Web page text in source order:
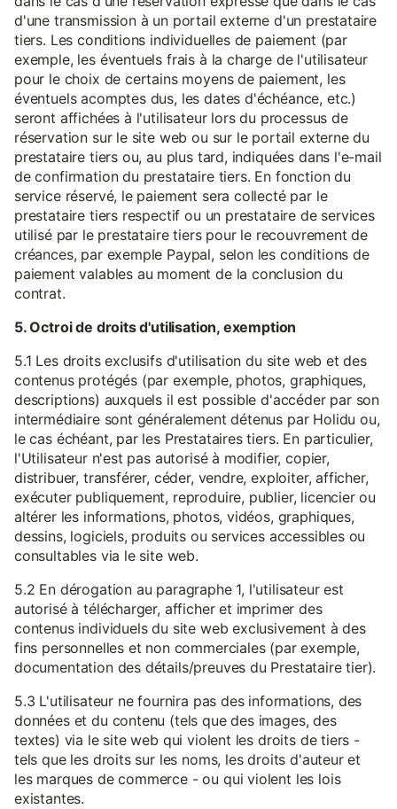
d'une transmission à un portail externe d'un prestataire
tiers. Les conditions individuelles de paiement (par
exemple, les éventuels frais à la charge de l'utilisateur
pour le choix de certains moyens de paiement, les
éventuels acomptes dus, les dates d'échéance, etc.)
seront affichées à l'utilisateur lors du processus de
réservation sur le site web ou sur le portail externe du
prestataire tiers ou, au plus tard, indiquées dans l'e-mail
de confirmation du prestataire tiers. En fonction du
service réservé, le paiement sera collecté par le
prestataire tiers respectif ou un prestataire de services
utilisé par le prestataire tiers pour le recouvrement de
créances, par exemple Paypal, selon les conditions de
paiement valables au moment de la conclusion du
contrat.
5. Octroi de droits d'utilisation, exemption
5.1 Les droits exclusifs d'utilisation du site web et des
contenus protégés (par exemple, photos, graphiques,
descriptions) auxquels il est possible d'accéder par son
intermédiaire sont généralement détenus par Holidu ou,
le cas échéant, par les Prestataires tiers. En particulier,
l'Utilisateur n'est pas autorisé à modifier, copier,
distribuer, transférer, céder, vendre, exploiter, afficher,
exécuter publiquement, reproduire, publier, licencier ou
altérer les informations, photos, vidéos, graphiques,
dessins, logiciels, produits ou services accessibles ou
consultables via le site web.
5.2 En dérogation au paragraphe 1, l'utilisateur est
autorisé à télécharger, afficher et imprimer des
contenus individuels du site web exclusivement à des
fins personnelles et non commerciales (par exemple,
documentation des détails/preuves du Prestataire tier).
5.3 L'utilisateur ne fournira pas des informations, des
données et du contenu (tels que des images, des
textes) via le site web qui violent les droits de tiers -
tels que les droits sur les noms, les droits d'auteur et
les marques de commerce - ou qui violent les lois
existantes.